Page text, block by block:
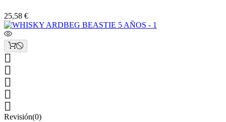
25,58 €





Revisión(0)